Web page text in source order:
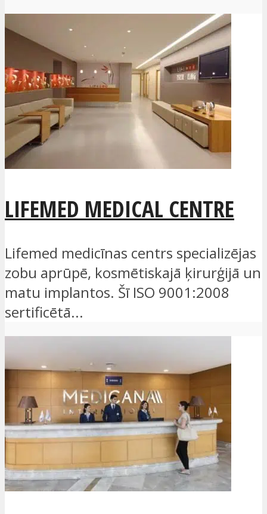
LIFEMED MEDICAL CENTRE
Lifemed medicīnas centrs specializējas
zobu aprūpē, kosmētiskajā ķirurģijā un
matu implantos. Šī ISO 9001:2008
sertificētā...